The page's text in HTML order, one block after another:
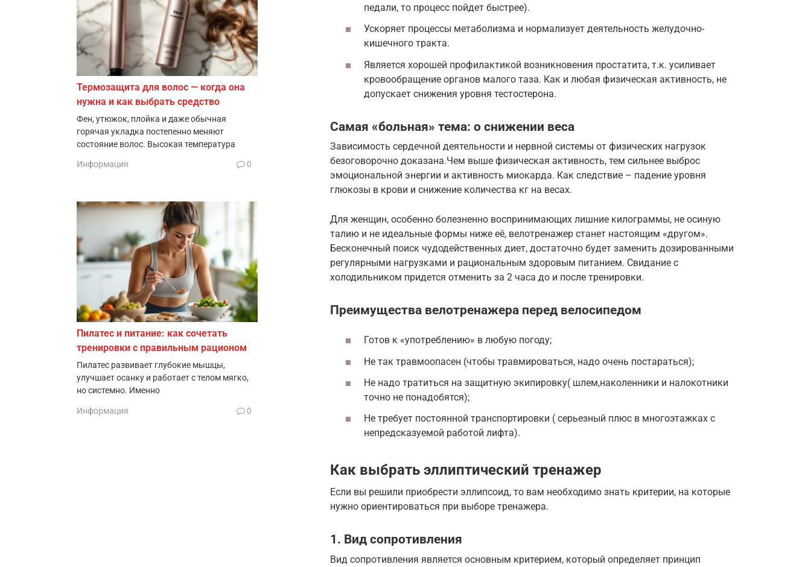
педали, то процесс пойдет быстрее).
Ускоряет процессы метаболизма и нормализует деятельность желудочно-
кишечного тракта.
Является хорошей профилактикой возникновения простатита, т.к. усиливает
кровообращение органов малого таза. Как и любая физическая активность, не
допускает снижения уровня тестостерона.
Самая «больная» тема: о снижении веса
Зависимость сердечной деятельности и нервной системы от физических нагрузок
безоговорочно доказана.Чем выше физическая активность, тем сильнее выброс
эмоциональной энергии и активность миокарда. Как следствие – падение уровня
глюкозы в крови и снижение количества кг на весах.
Для женщин, особенно болезненно воспринимающих лишние килограммы, не осиную
талию и не идеальные формы ниже её, велотренажер станет настоящим «другом».
Бесконечный поиск чудодейственных диет, достаточно будет заменить дозированными
регулярными нагрузками и рациональным здоровым питанием. Свидание с
холодильником придется отменить за 2 часа до и после тренировки.
Преимущества велотренажера перед велосипедом
Готов к «употреблению» в любую погоду;
Не так травмоопасен (чтобы травмироваться, надо очень постараться);
Не надо тратиться на защитную экипировку( шлем,наколенники и налокотники
точно не понадобятся);
Не требует постоянной транспортировки ( серьезный плюс в многоэтажках с
непредсказуемой работой лифта).
Как выбрать эллиптический тренажер
Если вы решили приобрести эллипсоид, то вам необходимо знать критерии, на которые
нужно ориентироваться при выборе тренажера.
1. Вид сопротивления
Вид сопротивления является основным критерием, который определяет принцип
Термозащита для волос — когда она
нужна и как выбрать средство
Фен, утюжок, плойка и даже обычная
горячая укладка постепенно меняют
состояние волос. Высокая температура
Информация 0
Пилатес и питание: как сочетать
тренировки с правильным рационом
Пилатес развивает глубокие мышцы,
улучшает осанку и работает с телом мягко,
но системно. Именно
Информация 0